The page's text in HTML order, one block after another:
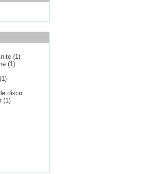
(1)
(1)
disco
(1)